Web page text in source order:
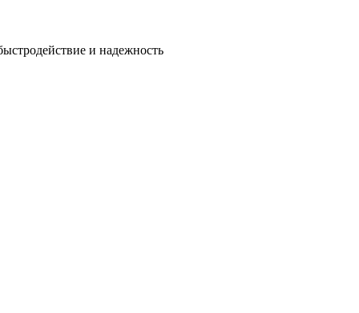
и надежность